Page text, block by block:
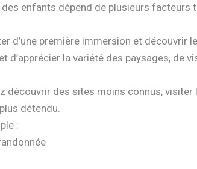
enfants dépend de plusieurs facteurs
d’une première immersion et découvrir
d’apprécier la variété des paysages, de
découvrir des sites moins connus,
détendu.
: